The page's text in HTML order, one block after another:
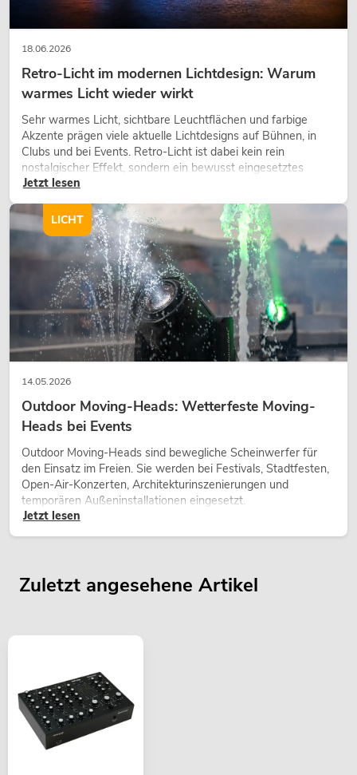
18.06.2026
Retro-Licht im modernen Lichtdesign: Warum
warmes Licht wieder wirkt
Sehr warmes Licht, sichtbare Leuchtflächen und farbige
Akzente prägen viele aktuelle Lichtdesigns auf Bühnen, in
Clubs und bei Events. Retro-Licht ist dabei kein rein
nostalgischer Effekt, sondern ein bewusst eingesetztes
Gestaltungsmittel: Es schafft Atmosphäre, gibt Szenen
Charakter und kann technische LED-Setups emotionaler
wirken lassen.
Jetzt lesen
14.05.2026
Outdoor Moving-Heads: Wetterfeste Moving-
Heads bei Events
Outdoor Moving-Heads sind bewegliche Scheinwerfer für
den Einsatz im Freien. Sie werden bei Festivals, Stadtfesten,
Open-Air-Konzerten, Architekturinszenierungen und
temporären Außeninstallationen eingesetzt.
Jetzt lesen
LICHT
Zuletzt angesehene Artikel